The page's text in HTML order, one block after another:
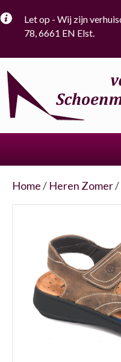
Let op - Wij zijn
78, 6661 EN Elst.
Home/ Heren Zomer/